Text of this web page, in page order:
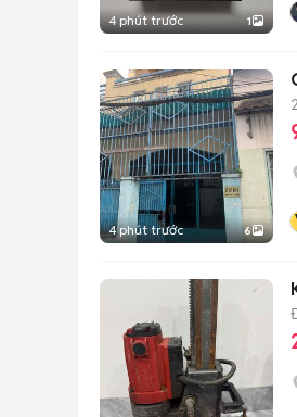
4 phút trước 1
4 phút trước 6